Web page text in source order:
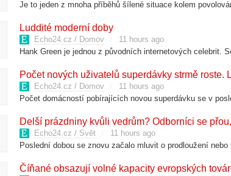
Luddité moderní doby
Echo24.cz / Domov
11 hours ago
Počet nových uživatelů superdávky strmě
Echo24.cz / Domov
11 hours ago
Delší prázdniny kvůli vedrům? Odborníci se
Echo24.cz / Svět
11 hours ago
Číňané obsazují volné kapacity evropských